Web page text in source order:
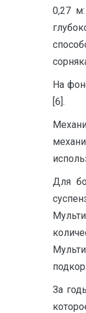
0,27
На
[6].
Для
За